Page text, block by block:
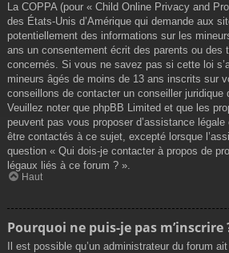
La COPPA (pour « Child Online Privacy and
des États-Unis d’Amérique qui demande aux
potentiellement des informations sur les
ans un consentement écrit des parents ou des
concernés. Si vous ne savez pas si cette loi
mineurs âgés de moins de 13 ans inscrits sur
conseillons de contacter un conseiller juridique
Veuillez noter que phpBB Limited et que les
peuvent pas vous proposer d’assistance
être contactés à ce sujet, excepté lorsque
question « Qui dois-je contacter à propos de
légaux liés à ce forum ? ».
Haut
Pourquoi ne puis-je pas m’inscrire
Il est possible qu’un administrateur du forum